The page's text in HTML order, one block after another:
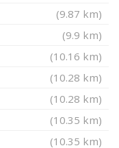
(9.87 km)
(9.9 km)
(10.16 km)
(10.28 km)
(10.28 km)
(10.35 km)
(10.35 km)